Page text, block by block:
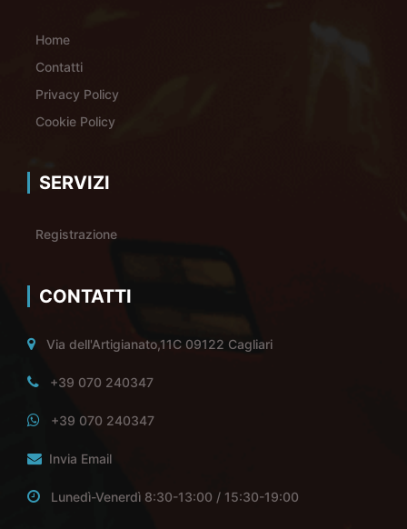
Home
Contatti
Privacy Policy
Cookie Policy
SERVIZI
Registrazione
CONTATTI
Via dell'Artigianato,11C 09122 Cagliari
+39 070 240347
+39 070 240347
Invia Email
Lunedì-Venerdì 8:30-13:00 / 15:30-19:00